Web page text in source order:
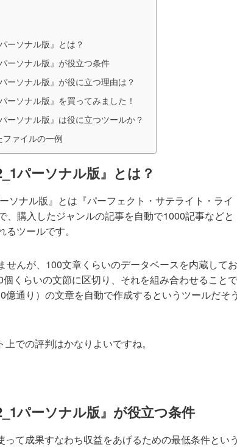
ーソナル版』とは？
ーソナル版』が役立つ条件
ーソナル版』が役に立つ理由は？
ーソナル版』を買ってみました！
ーソナル版』は役に立つツールか？
ァイルの一例
パーソナル版』とは？
ソナル版』とは『パーフェクト・サテライト・ライ
、購入したジャンルの記事を自動で1000記事などと
ツールです。
せんが、100文章くらいのデータベースを内蔵してお
個くらいの文節に区切り、それを組み合わせることで
億通り）の文章を自動で作成するというツールだそう
での評判はかなりよいですね。
パーソナル版』が役立つ条件
って成果すなわち収益をあげるための最低条件という